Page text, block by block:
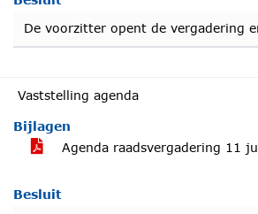
De voorzitter opent de vergadering
Vaststelling agenda
Bijlagen
Agenda raadsvergadering 11
Besluit